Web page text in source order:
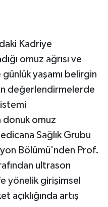
Kadriye
omuz ağrısı ve
günlük yaşamı belirgin
değerlendirmelerde
donuk omuz
Sağlık Grubu
Bölümü'nden Prof.
ultrason
yönelik girişimsel
açıklığında artış